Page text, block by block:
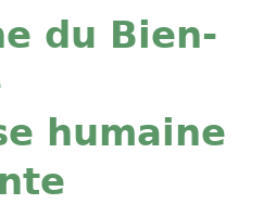
du Bien-
humaine